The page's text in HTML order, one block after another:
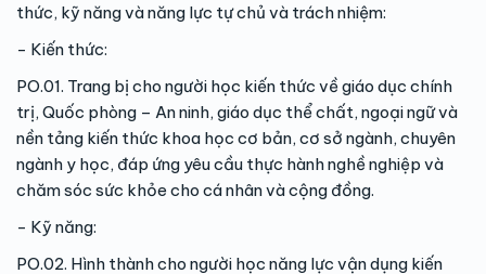
thức, kỹ năng và năng lực tự chủ và trách nhiệm:
- Kiến thức:
PO.01. Trang bị cho người học kiến thức về giáo dục chính
trị, Quốc phòng – An ninh, giáo dục thể chất, ngoại ngữ và
nền tảng kiến thức khoa học cơ bản, cơ sở ngành, chuyên
ngành y học, đáp ứng yêu cầu thực hành nghề nghiệp và
chăm sóc sức khỏe cho cá nhân và cộng đồng.
- Kỹ năng:
PO.02. Hình thành cho người học năng lực vận dụng kiến